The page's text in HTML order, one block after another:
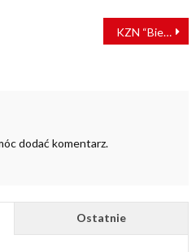
KZN “Bieżanów” odznaczone Srebrnym Medalem EcoVadis
dodać komentarz.
Ostatnie